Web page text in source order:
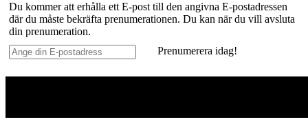
Du kommer att erhålla ett E-post till den angivna E-postadressen
där du måste bekräfta prenumerationen. Du kan när du vill avsluta
din prenumeration.
Prenumerera idag!